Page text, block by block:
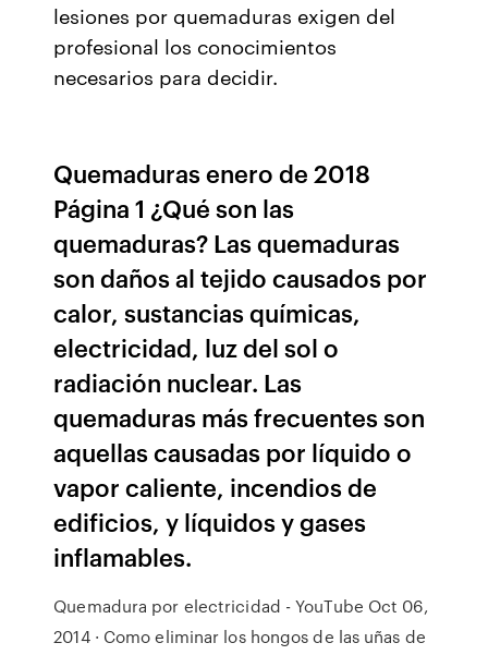
lesiones por quemaduras exigen del
profesional los conocimientos
necesarios para decidir.
Quemaduras enero de 2018
Página 1 ¿Qué son las
quemaduras? Las quemaduras
son daños al tejido causados por
calor, sustancias químicas,
electricidad, luz del sol o
radiación nuclear. Las
quemaduras más frecuentes son
aquellas causadas por líquido o
vapor caliente, incendios de
edificios, y líquidos y gases
inflamables.
Quemadura por electricidad - YouTube Oct 06,
2014 · Como eliminar los hongos de las uñas de